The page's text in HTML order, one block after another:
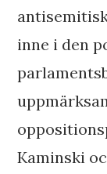
inne i den
Kaminski